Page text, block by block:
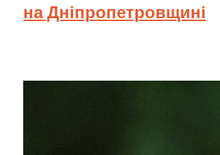
на Дніпропетровщині